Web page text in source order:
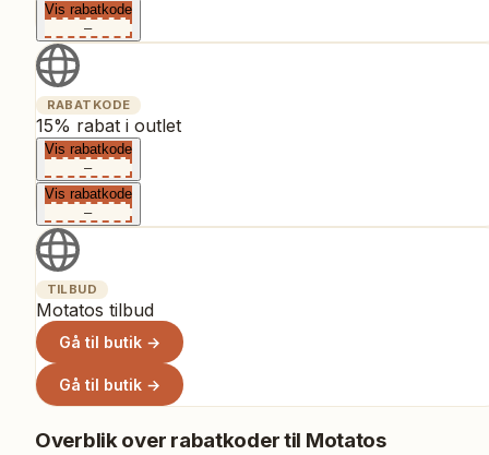
Vis rabatkode
–
RABATKODE
15% rabat i outlet
Vis rabatkode
–
Vis rabatkode
–
TILBUD
Motatos tilbud
Gå til butik →
Gå til butik →
Overblik over rabatkoder til Motatos